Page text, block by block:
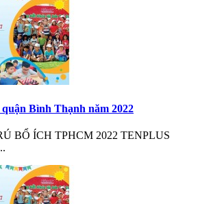
Bình Thạnh năm 2022
BỔ ÍCH TPHCM 2022 TENPLUS